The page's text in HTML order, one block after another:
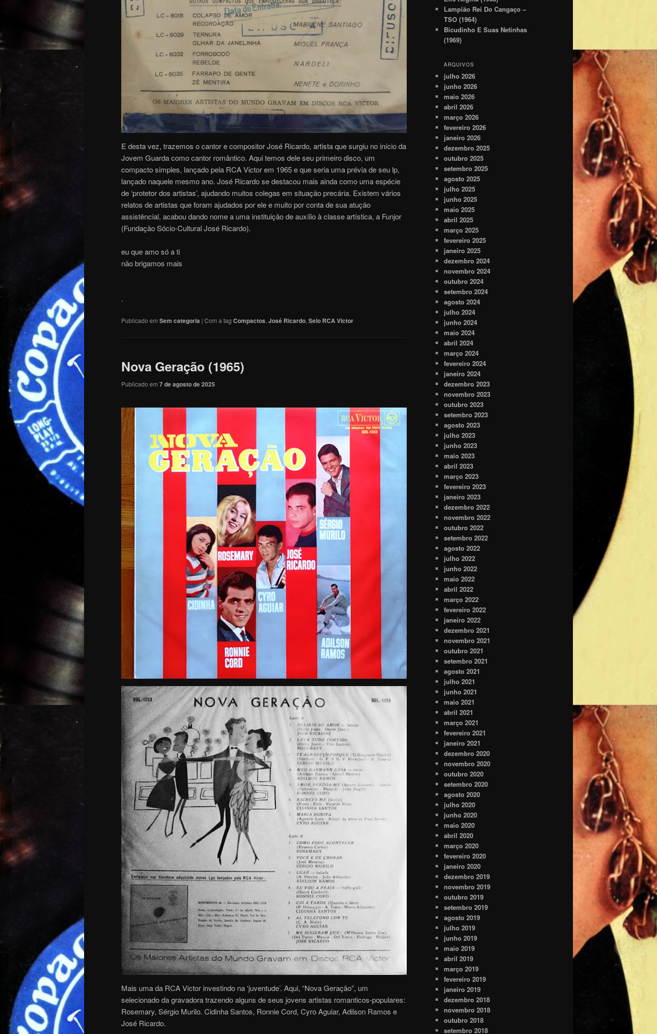
E desta vez, trazemos o cantor e compositor José Ricardo, artista que surgiu no início da
Jovem Guarda como cantor romântico. Aqui temos dele seu primeiro disco, um
compacto simples, lançado pela RCA Victor em 1965 e que seria uma prévia de seu lp,
lançado naquele mesmo ano. José Ricardo se destacou mais ainda como uma espécie
de ‘protetor dos artistas’, ajudando muitos colegas em situação precária. Existem vários
relatos de artistas que foram ajudados por ele e muito por conta de sua atução
assistêncial, acabou dando nome a uma instituição de auxílio à classe artística, a Funjor
(Fundação Sócio-Cultural José Ricardo).
eu que amo só a ti
não brigamos mais
.
Publicado em Sem categoria | Com a tag Compactos, José Ricardo, Selo RCA Victor
Nova Geração (1965)
Publicado em 7 de agosto de 2025
Mais uma da RCA Victor investindo na ‘juventude’. Aqui, “Nova Geração”, um
selecionado da gravadora trazendo alguns de seus jovens artistas romanticos-populares:
Rosemary, Sérgio Murilo. Cidinha Santos, Ronnie Cord, Cyro Aguiar, Adilson Ramos e
José Ricardo.
Lampião Rei Do Cangaço –
TSO (1964)
Bicudinho E Suas Netinhas
(1969)
ARQUIVOS
julho 2026
junho 2026
maio 2026
abril 2026
março 2026
fevereiro 2026
janeiro 2026
dezembro 2025
outubro 2025
setembro 2025
agosto 2025
julho 2025
junho 2025
maio 2025
abril 2025
março 2025
fevereiro 2025
janeiro 2025
dezembro 2024
novembro 2024
outubro 2024
setembro 2024
agosto 2024
julho 2024
junho 2024
maio 2024
abril 2024
março 2024
fevereiro 2024
janeiro 2024
dezembro 2023
novembro 2023
outubro 2023
setembro 2023
agosto 2023
julho 2023
junho 2023
maio 2023
abril 2023
março 2023
fevereiro 2023
janeiro 2023
dezembro 2022
novembro 2022
outubro 2022
setembro 2022
agosto 2022
julho 2022
junho 2022
maio 2022
abril 2022
março 2022
fevereiro 2022
janeiro 2022
dezembro 2021
novembro 2021
outubro 2021
setembro 2021
agosto 2021
julho 2021
junho 2021
maio 2021
abril 2021
março 2021
fevereiro 2021
janeiro 2021
dezembro 2020
novembro 2020
outubro 2020
setembro 2020
agosto 2020
julho 2020
junho 2020
maio 2020
abril 2020
março 2020
fevereiro 2020
janeiro 2020
dezembro 2019
novembro 2019
outubro 2019
setembro 2019
agosto 2019
julho 2019
junho 2019
maio 2019
abril 2019
março 2019
fevereiro 2019
janeiro 2019
dezembro 2018
novembro 2018
outubro 2018
setembro 2018